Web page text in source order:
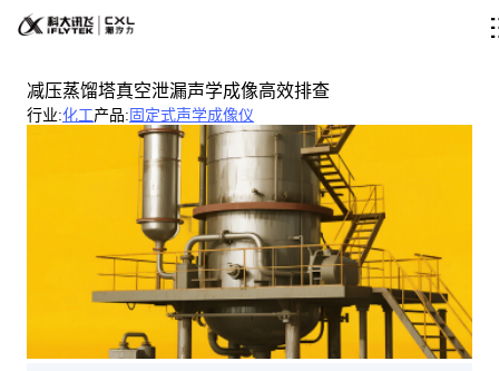
减压蒸馏塔真空泄漏声学成像高效排查
行业:化工产品: 固定式声学成像仪